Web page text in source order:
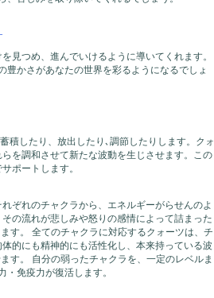
見つめ、進んでいけるように導いてくれます。
かさがあなたの世界を彩るようになるでしょ
積したり、放出したり､調節したりします。クォ
を調和させて新たな波動を生じさせます。この
ポートします。
ぞれのチャクラから、エネルギーがらせんのよ
の流れが悲しみや怒りの感情によって詰まった
す。 全てのチャクラに対応するクォーツは、チ
的にも精神的にも活性化し、本来持っている波
す。 自分の弱ったチャクラを、一定のレベルま
免疫力が復活します。